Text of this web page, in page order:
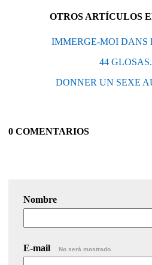
OTROS ARTÍCULOS
IMMERGE-MOI DANS
44
DONNER UN SEXE
0 COMENTARIOS
Nombre
E-mail No será mostrado.